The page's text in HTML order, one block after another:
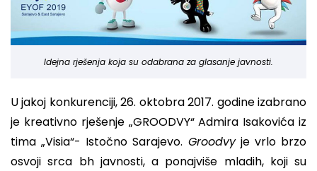
Idejna rješenja koja su odabrana za glasanje javnosti.
U jakoj konkurenciji, 26. oktobra 2017. godine izabrano
je kreativno rješenje „GROODVY“ Admira Isakovića iz
tima „Visia“- Istočno Sarajevo. Groodvyje vrlo brzo
osvoji srca bh javnosti, a ponajviše mladih, koji su